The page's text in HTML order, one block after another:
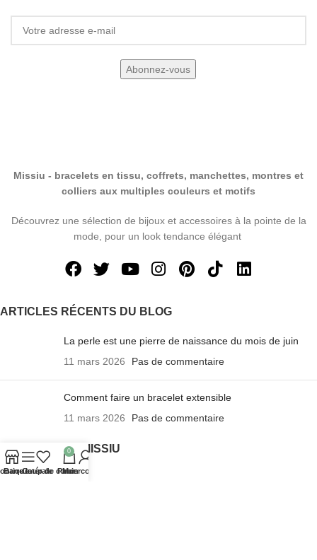
Missiu - bracelets en tissu, coffrets, manchettes, montres et
colliers aux multiples couleurs et motifs
Découvrez une sélection de bijoux et accessoires à la pointe de la
mode, pour un look tendance élégant
ARTICLES RÉCENTS DU BLOG
La perle est une pierre de naissance du mois de juin
11 mars 2026
Pas de commentaire
Comment faire un bracelet extensible
11 mars 2026
Pas de commentaire
A PROPOS DE MISSIU
Barre latérale
Coup de cœur
0
Panier
Mon compte